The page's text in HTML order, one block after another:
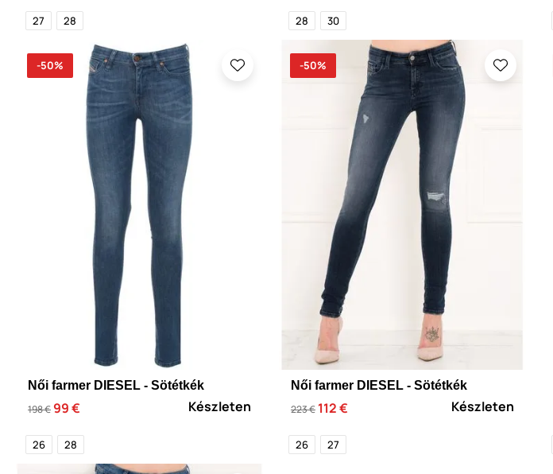
27 28 28 30
-50%
Női farmer DIESEL - Sötétkék
198 € 99 € Készleten
26 28
-50%
Női farmer DIESEL - Sötétkék
223 € 112 € Készleten
26 27